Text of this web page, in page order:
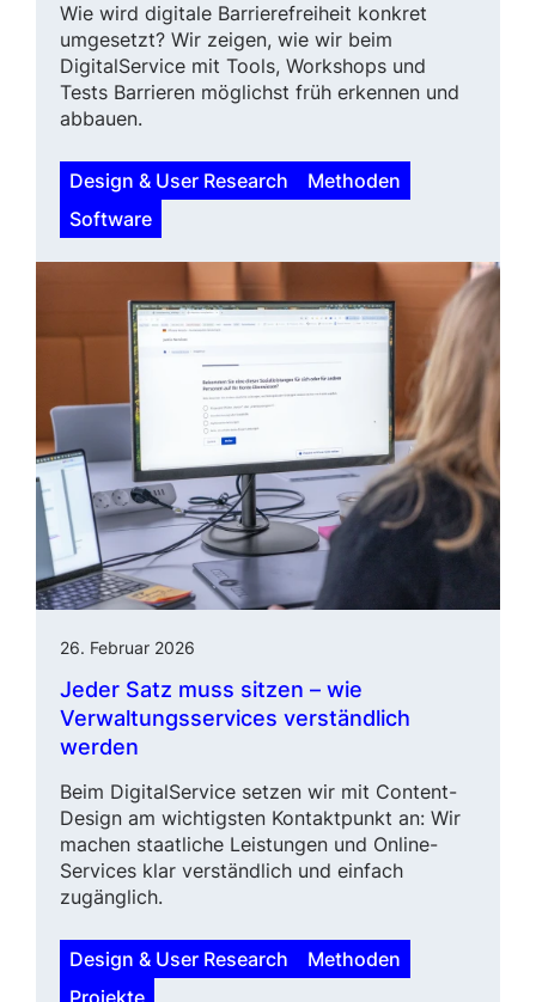
Wie wird digitale Barrierefreiheit konkret
umgesetzt? Wir zeigen, wie wir beim
DigitalService mit Tools, Workshops und
Tests Barrieren möglichst früh erkennen und
abbauen.
Design & User Research
Methoden
Software
26. Februar 2026
Jeder Satz muss sitzen – wie
Verwaltungsservices ver­ständlich
werden
Beim DigitalService setzen wir mit Content-
Design am wichtigsten Kon­taktpunkt an: Wir
machen staat­liche Leistungen und Online-
Services klar verständlich und einfach
zugänglich.
Design & User Research
Methoden
Projekte